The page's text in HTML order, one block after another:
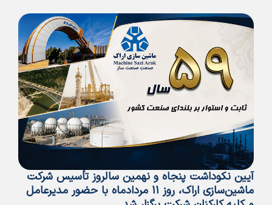
آیین نکوداشت پنجاه و نهمین سالروز تأسیس شرکت
ماشین‌سازی اراک، روز ۱۱ مردادماه با حضور مدیرعامل